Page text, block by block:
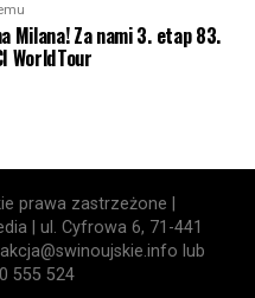
Milana! Za nami 3. etap 83.
WorldTour
prawa zastrzeżone |
| ul. Cyfrowa 6, 71-441
lub
555 524